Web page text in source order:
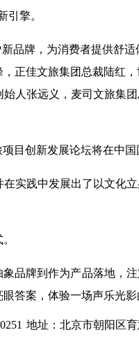
引擎。
品牌，为消费者提供舒
正佳文旅集团总裁陆红
人张远义，麦司文旅集
目创新发展论坛将在中
实践中发展出了以文化
品牌到作为产品落地，
答案，体验一场声乐光
地址：北京市朝阳区